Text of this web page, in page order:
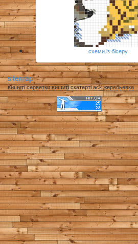
схеми із бісеру
sitemap
вишиті серветки вишиті скатерті аск жеребьевка